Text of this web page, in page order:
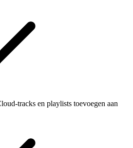
tracks en playlists toevoegen aan